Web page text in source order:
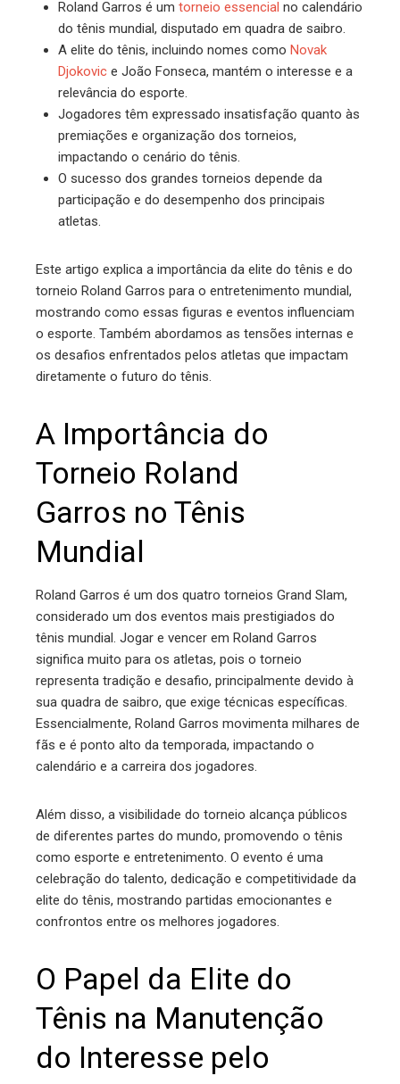
Roland Garros é um torneio essencial no calendário
do tênis mundial, disputado em quadra de saibro.
A elite do tênis, incluindo nomes como Novak
Djokovic e João Fonseca, mantém o interesse e a
relevância do esporte.
Jogadores têm expressado insatisfação quanto às
premiações e organização dos torneios,
impactando o cenário do tênis.
O sucesso dos grandes torneios depende da
participação e do desempenho dos principais
atletas.
Este artigo explica a importância da elite do tênis e do
torneio Roland Garros para o entretenimento mundial,
mostrando como essas figuras e eventos influenciam
o esporte. Também abordamos as tensões internas e
os desafios enfrentados pelos atletas que impactam
diretamente o futuro do tênis.
A Importância do
Torneio Roland
Garros no Tênis
Mundial
Roland Garros é um dos quatro torneios Grand Slam,
considerado um dos eventos mais prestigiados do
tênis mundial. Jogar e vencer em Roland Garros
significa muito para os atletas, pois o torneio
representa tradição e desafio, principalmente devido à
sua quadra de saibro, que exige técnicas específicas.
Essencialmente, Roland Garros movimenta milhares de
fãs e é ponto alto da temporada, impactando o
calendário e a carreira dos jogadores.
Além disso, a visibilidade do torneio alcança públicos
de diferentes partes do mundo, promovendo o tênis
como esporte e entretenimento. O evento é uma
celebração do talento, dedicação e competitividade da
elite do tênis, mostrando partidas emocionantes e
confrontos entre os melhores jogadores.
O Papel da Elite do
Tênis na Manutenção
do Interesse pelo